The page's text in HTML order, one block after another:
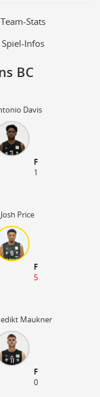
Team-Stats
Spiel-Infos
BC
Davis
F
1
Price
F
5
Maukner
F
0